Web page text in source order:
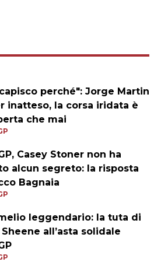
perché": Jorge Martin
inatteso, la corsa iridata è
che mai
Casey Stoner non ha
alcun segreto: la risposta
Bagnaia
leggendario: la tuta di
all’asta solidale